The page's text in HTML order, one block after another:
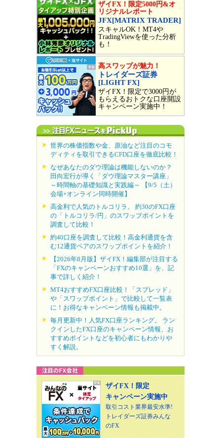
ザイFX！限定5000円&オ
リジナルレポート
JFX[MATRIX TRADER]
スキャルOK！MT4や
TradingViewを使った分析
も！
高スワップが魅力！
トレイダーズ証券
[LIGHT FX]
ザイFX！限定で3000円が
もらえるおトクな口座開設
キャンペーン実施中！
世界の株価指数や金、原油など注目のコモ
ディティを取引できるCFD口座を徹底比較！
なぜあなたのダウ理論は機能しないのか？
田向宏行が導く「ダウ理論マスター講座」
～時間軸の基礎知識と実践編～ 【9/5（土）
会場+オンライン同時開催】
高金利で人気のトルコリラ。 約30のFX口座
の「トルコリラ/円」のスワップポイントを
調査して比較！
約40口座を調査して比較！高金利通貨を含
む12通貨ペアのスワップポイントを紹介！
【2026年8月版】ザイFX！編集部が注目する
「FXのキャンペーンおすすめ10選」を、記
事で詳しく紹介！
MT4おすすめFX口座比較！「スプレッド」
や「スワップポイント」で比較して一覧表
に！お得なキャンペーン情報も掲載中。
毎月更新中！人気FX口座ランキング。 ラン
クインしたFX口座のキャンペーン情報、お
すすめポイントなどを初心者にもわかりや
すく解説。
ザイFX！限定
キャンペーン実施中
取引コスト業界最安水準!
トレイダーズ証券みんな
のFX